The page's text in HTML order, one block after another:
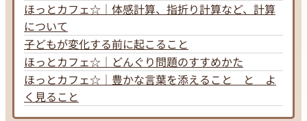
ほっとカフェ☆｜体感計算、指折り計算など、計算
について
子どもが変化する前に起こること
ほっとカフェ☆｜どんぐり問題のすすめかた
ほっとカフェ☆｜豊かな言葉を添えること と よ
く見ること